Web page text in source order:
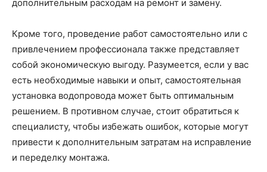
дополнительным расходам на ремонт и замену.
Кроме того, проведение работ самостоятельно или с
привлечением профессионала также представляет
собой экономическую выгоду. Разумеется, если у вас
есть необходимые навыки и опыт, самостоятельная
установка водопровода может быть оптимальным
решением. В противном случае, стоит обратиться к
специалисту, чтобы избежать ошибок, которые могут
привести к дополнительным затратам на исправление
и переделку монтажа.